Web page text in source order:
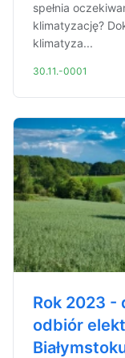
spełnia
klimatyzację?
klimatyza...
30.11.-0001
Rok 2023 -
odbiór